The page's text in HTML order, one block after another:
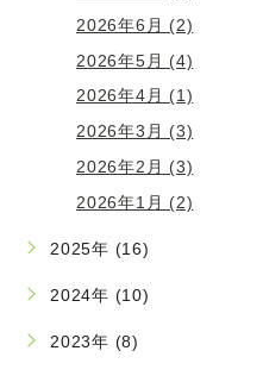
2026年6月 (2)
2026年5月 (4)
2026年4月 (1)
2026年3月 (3)
2026年2月 (3)
2026年1月 (2)
2025年 (16)
2024年 (10)
2023年 (8)